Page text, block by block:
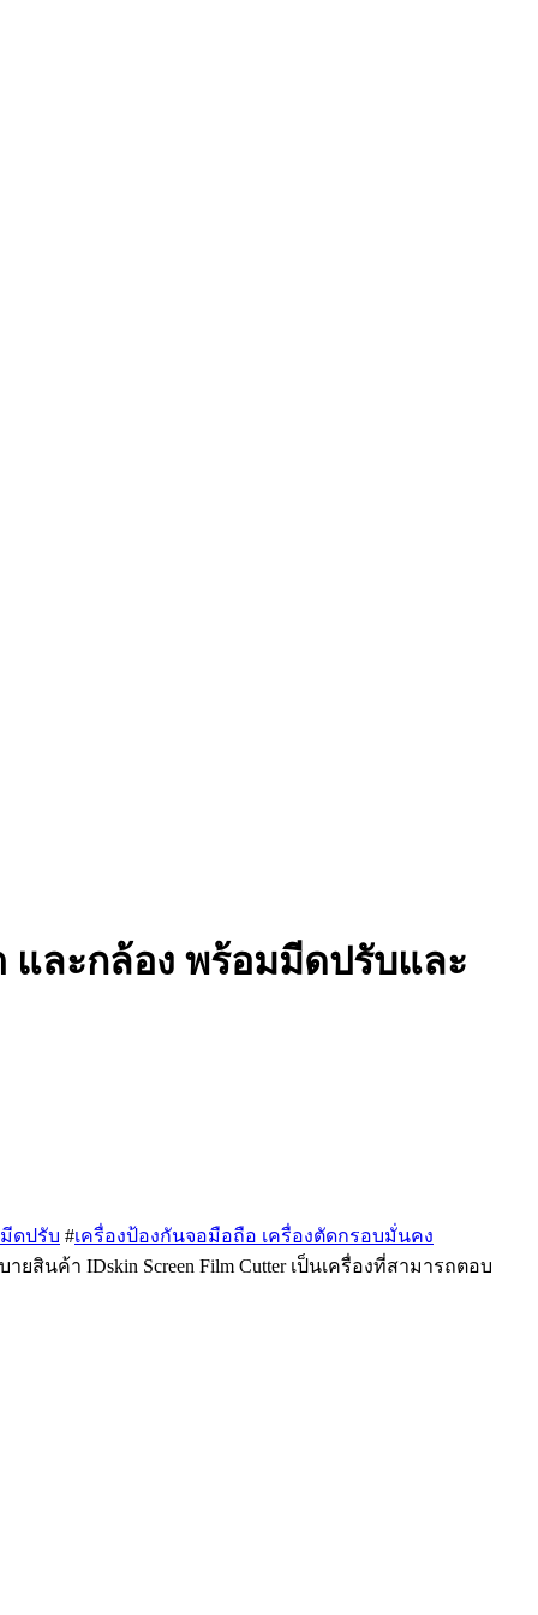
และกล้อง พร้อมมีดปรับและ
ดปรับ #เครื่องป้องกันจอมือถือ เครื่องตัดกรอบมั่นคง
ค้า IDskin Screen Film Cutter เป็นเครื่องที่สามารถตอบ